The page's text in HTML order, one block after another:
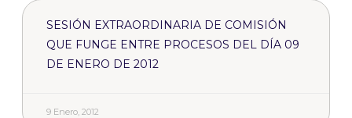
SESIÓN EXTRAORDINARIA DE COMISIÓN
QUE FUNGE ENTRE PROCESOS DEL DÍA 09
DE ENERO DE 2012
9 Enero, 2012